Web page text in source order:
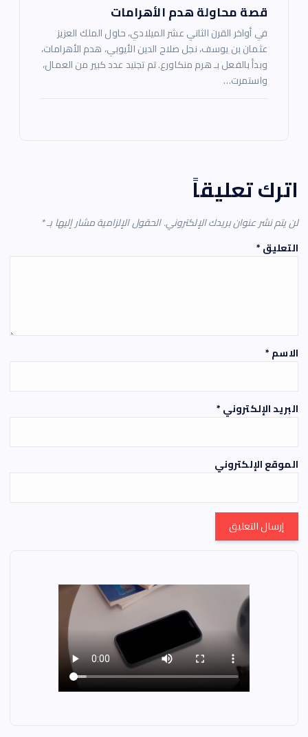
قصة محاولة هدم الأهرامات
في أواخر القرن الثاني عشر الميلادي، حاول الملك العزيز
عثمان بن يوسف، نجل صلاح الدين الأيوبي، هدم الأهرامات،
وبدأ بالفعل بـ هرم منكاورع. تم تجنيد عدد كبير من العمال،
واستمرت…
اترك تعليقاً
لن يتم نشر عنوان بريدك الإلكتروني.الحقول الإلزامية مشار إليها بـ*
التعليق*
الاسم*
البريد الإلكتروني*
الموقع الإلكتروني